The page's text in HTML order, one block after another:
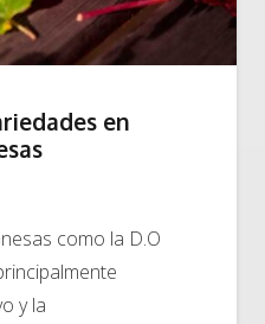
en
como la D.O
y la